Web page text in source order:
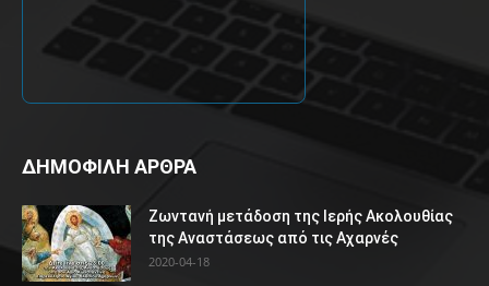
ΔΗΜΟΦΙΛΗ ΑΡΘΡΑ
Ζωντανή μετάδοση της Ιερής Ακολουθίας
της Αναστάσεως από τις Αχαρνές
2020-04-18